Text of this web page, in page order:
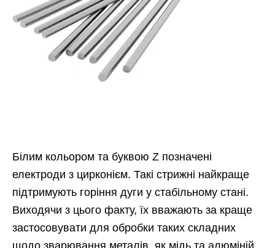
Білим кольором та буквою Z позначені
електроди з цирконієм. Такі стрижні найкраще
підтримують горіння дуги у стабільному стані.
Виходячи з цього факту, їх вважають за краще
застосовувати для обробки таких складних